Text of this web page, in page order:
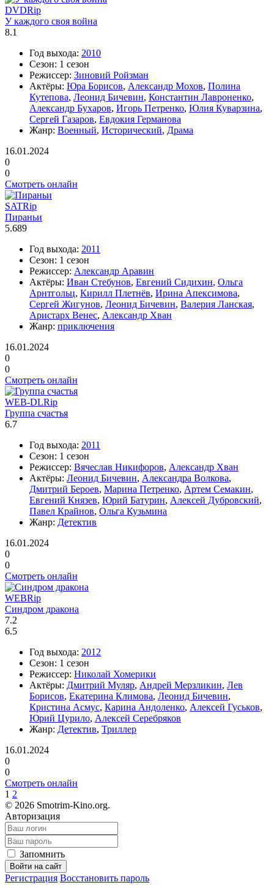
DVDRip
У каждого своя война
8.1
Год выхода: 2010
Сезон: 1 сезон
Режиссер: Зиновий Ройзман
Актёры: Юра Борисов, Александр Мохов, Полина
Кутепова, Леонид Бичевин, Константин Лавроненко,
Александр Бухаров, Игорь Петренко, Юлия Куварзина,
Сергей Газаров, Евдокия Германова
Жанр: Военный, Исторический, Драма
16.01.2024
0
0
Смотреть онлайн
SATRip
Пираньи
5.689
Год выхода: 2011
Сезон: 1 сезон
Режиссер: Александр Аравин
Актёры: Иван Стебунов, Евгений Сидихин, Ольга
Арнтгольц, Кирилл Плетнёв, Ирина Апексимова,
Сергей Жигунов, Леонид Бичевин, Валерия Ланская,
Аристарх Венес, Александр Хван
Жанр: приключения
16.01.2024
0
0
Смотреть онлайн
WEB-DLRip
Группа счастья
6.7
Год выхода: 2011
Сезон: 1 сезон
Режиссер: Вячеслав Никифоров, Александр Хван
Актёры: Леонид Бичевин, Александра Волкова,
Дмитрий Бероев, Марина Петренко, Артем Семакин,
Евгений Князев, Юрий Батурин, Алексей Дубровский,
Павел Крайнов, Ольга Кузьмина
Жанр: Детектив
16.01.2024
0
0
Смотреть онлайн
WEBRip
Синдром дракона
7.2
6.5
Год выхода: 2012
Сезон: 1 сезон
Режиссер: Николай Хомерики
Актёры: Дмитрий Муляр, Андрей Мерзликин, Лев
Борисов, Екатерина Климова, Леонид Бичевин,
Кристина Асмус, Карина Андоленко, Алексей Гуськов,
Юрий Цурило, Алексей Серебряков
Жанр: Детектив, Триллер
16.01.2024
0
0
Смотреть онлайн
1 2
© 2026 Smotrim-Kino.org.
Авторизация
Запомнить
Войти на сайт
Регистрация Восстановить пароль